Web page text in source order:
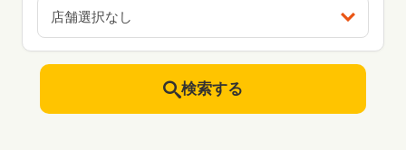
店舗選択なし
検索する